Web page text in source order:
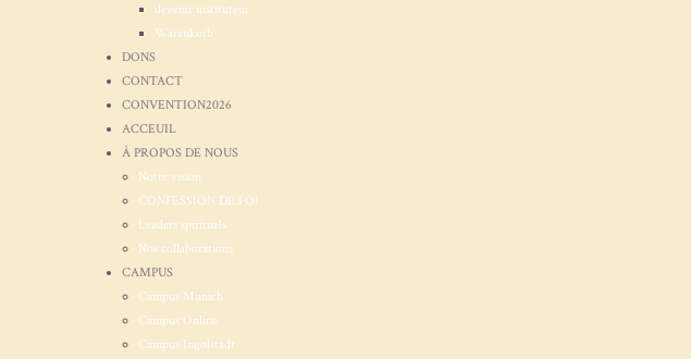
devenir instituteur
Warenkorb
DONS
CONTACT
CONVENTION2026
ACCEUIL
À PROPOS DE NOUS
Notre vision
CONFESSION DE FOI
Leaders spirituels
Nos collaborations
CAMPUS
Campus Munich
Campus Online
Campus Ingolstadt